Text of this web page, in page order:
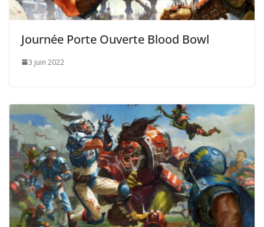
Journée Porte Ouverte Blood Bowl
3 juin 2022